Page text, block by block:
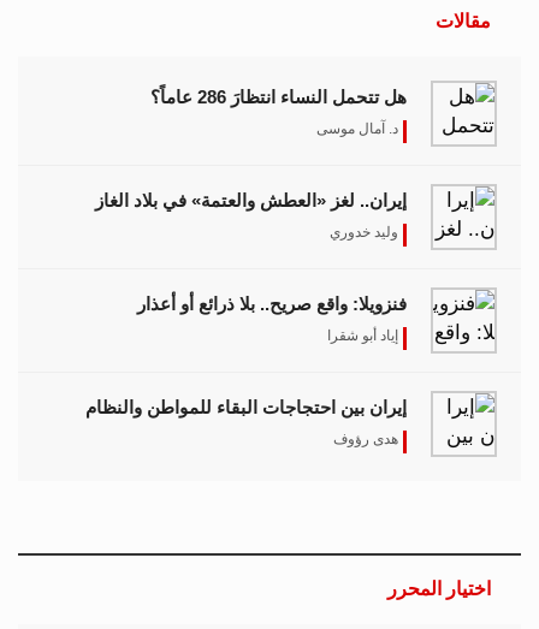
مقالات
هل تتحمل النساء انتظارَ 286 عاماً؟
د. آمال موسى
إيران.. لغز «العطش والعتمة» في بلاد الغاز
وليد خدوري
فنزويلا: واقع صريح.. بلا ذرائع أو أعذار
إياد أبو شقرا
إيران بين احتجاجات البقاء للمواطن والنظام
هدى رؤوف
اختيار المحرر